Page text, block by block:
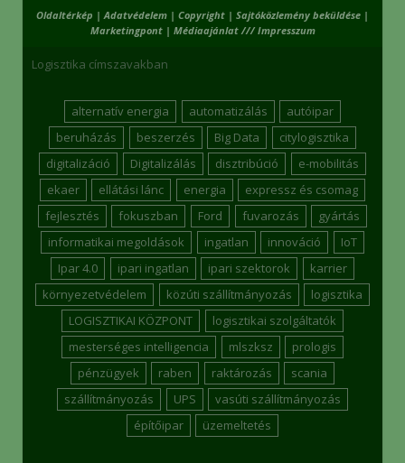
Oldaltérkép | Adatvédelem | Copyright | Sajtóközlemény beküldése |
Marketingpont| Médiaajánlat /// Impresszum
Logisztika címszavakban
alternatív energia automatizálás
autóipar
beruházás
beszerzés Big Data
citylogisztika
digitalizáció
Digitalizálás disztribúció
e-mobilitás
ekaer
ellátási lánc energia
expressz és csomag
fejlesztés
fokuszban Ford fuvarozás
gyártás
informatikai megoldások
ingatlan innováció
IoT
Ipar 4.0
ipari ingatlan ipari szektorok
karrier
környezetvédelem
közúti szállítmányozás
logisztika
LOGISZTIKAI KÖZPONT
logisztikai szolgáltatók
mesterséges intelligencia
mlszksz
prologis
pénzügyek
raben raktározás
scania
szállítmányozás
UPS
vasúti szállítmányozás
építőipar
üzemeltetés